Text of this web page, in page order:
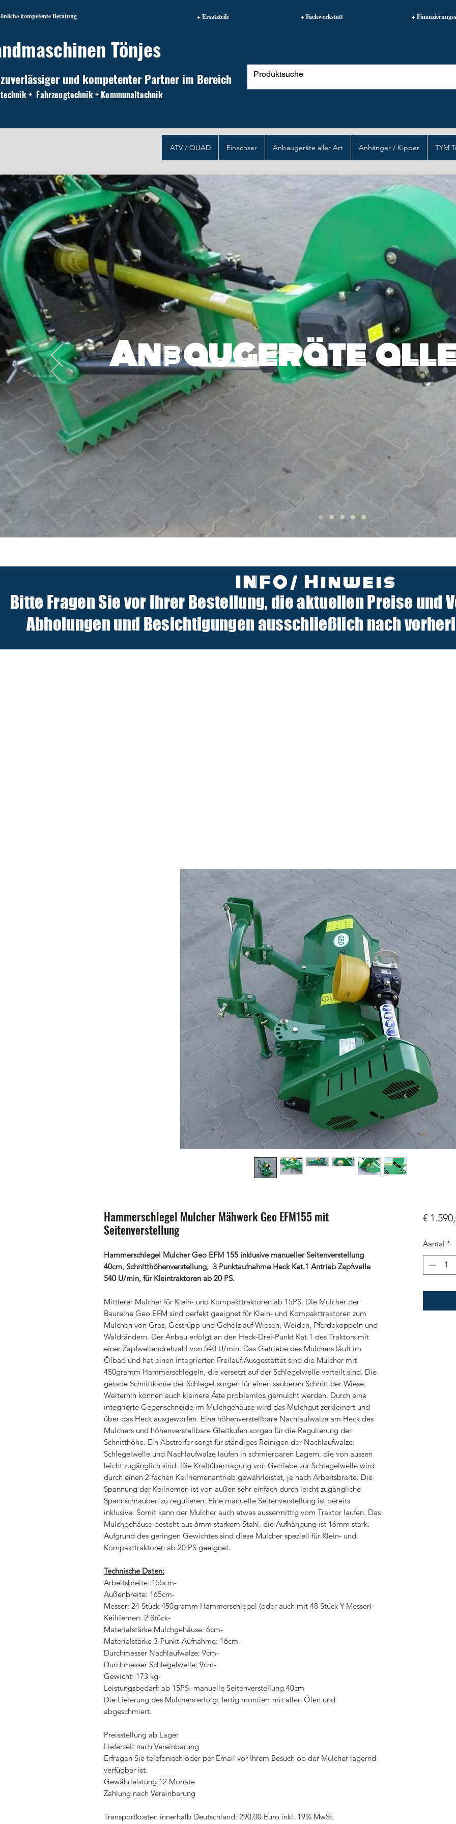
kompetente Beratung + Ersatzteile
Tönjes
und kompetenter Partner im Bereich
+ Fahrzeugtechnik + Kommunaltechnik
+ Fachwerkstatt +
ATV / QUAD Einachser Anbaugeräte aller Art Anhänger / Kipper TYM
Anbaugeräte
INFO/ Hinweis
Bitte Fragen Sie vor Ihrer Bestellung, die aktuellen Preise und
Abholungen und Besichtigungen ausschließlich nach
Hammerschlegel Mulcher Mähwerk Geo EFM155 mit
Seitenverstellung
Hammerschlegel Mulcher Geo EFM 155 inklusive manueller Seitenverstellung
40cm, Schnitthöhenverstellung, 3 Punktaufnahme Heck Kat.1 Antrieb Zapfwelle
540 U/min, für Kleintraktoren ab 20 PS.
Mittlerer Mulcher für Klein- und Kompakttraktoren ab 15PS. Die Mulcher der
Baureihe Geo EFM sind perfekt geeignet für Klein- und Kompakttraktoren zum
Mulchen von Gras, Gestrüpp und Gehölz auf Wiesen, Weiden, Pferdekoppeln und
Waldrändern. Der Anbau erfolgt an den Heck-Drei-Punkt Kat.1 des Traktors mit
einer Zapfwellendrehzahl von 540 U/min. Das Getriebe des Mulchers läuft im
Ölbad und hat einen integrierten Freilauf.Ausgestattet sind die Mulcher mit
450gramm Hammerschlegeln, die versetzt auf der Schlegelwelle verteilt sind. Die
gerade Schnittkante der Schlegel sorgen für einen sauberen Schnitt der Wiese.
Weiterhin können auch kleinere Äste problemlos gemulcht werden. Durch eine
integrierte Gegenschneide im Mulchgehäuse wird das Mulchgut zerkleinert und
über das Heck ausgeworfen. Eine höhenverstellbare Nachlaufwalze am Heck des
Mulchers und höhenverstellbare Gleitkufen sorgen für die Regulierung der
Schnitthöhe. Ein Abstreifer sorgt für ständiges Reinigen der Nachlaufwalze.
Schlegelwelle und Nachlaufwalze laufen in schmierbaren Lagern, die von aussen
leicht zugänglich sind. Die Kraftübertragung von Getriebe zur Schlegelwelle wird
durch einen 2-fachen Keilriemenantrieb gewährleistet, je nach Arbeitsbreite. Die
Spannung der Keilriemen ist von außen sehr einfach durch leicht zugängliche
Spannschrauben zu regulieren. Eine manuelle Seitenverstellung ist bereits
inklusive. Somit kann der Mulcher auch etwas aussermittig vom Traktor laufen. Das
Mulchgehäuse besteht aus 6mm starkem Stahl, die Aufhängung ist 16mm stark.
Aufgrund des geringen Gewichtes sind diese Mulcher speziell für Klein- und
Kompakttraktoren ab 20 PS geeignet.
Technische Daten:
Arbeitsbreite: 155cm-
Außenbreite: 165cm-
Messer: 24 Stück 450gramm Hammerschlegel (oder auch mit 48 Stück Y-Messer)-
Keilriemen: 2 Stück-
Materialstärke Mulchgehäuse: 6cm-
Materialstärke 3-Punkt-Aufnahme: 16cm-
Durchmesser Nachlaufwalze: 9cm-
Durchmesser Schlegelwelle: 9cm-
Gewicht: 173 kg-
Leistungsbedarf: ab 15PS- manuelle Seitenverstellung 40cm
Die Lieferung des Mulchers erfolgt fertig montiert mit allen Ölen und
abgeschmiert.
Preisstellung ab Lager
Lieferzeit nach Vereinbarung
Erfragen Sie telefonisch oder per Email vor Ihrem Besuch ob der Mulcher lagernd
verfügbar ist.
Gewährleistung 12 Monate
Zahlung nach Vereinbarung
Transportkosten innerhalb Deutschland: 290,00 Euro inkl. 19% MwSt.
€
Aantal *